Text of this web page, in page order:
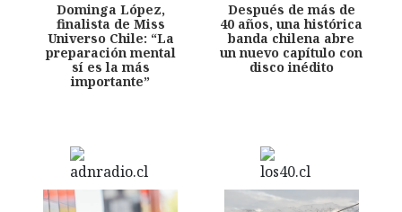
Dominga López,
finalista de Miss
Universo Chile: “La
preparación mental
sí es la más
importante”
Después de más de
40 años, una histórica
banda chilena abre
un nuevo capítulo con
disco inédito